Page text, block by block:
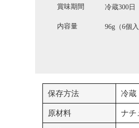
賞味期間 冷蔵300日
内容量 96g（6個入
保存方法 冷蔵
原材料 ナチ